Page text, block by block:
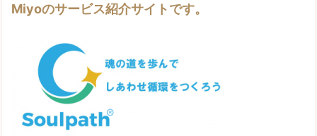
Miyoのサービス紹介サイトです。